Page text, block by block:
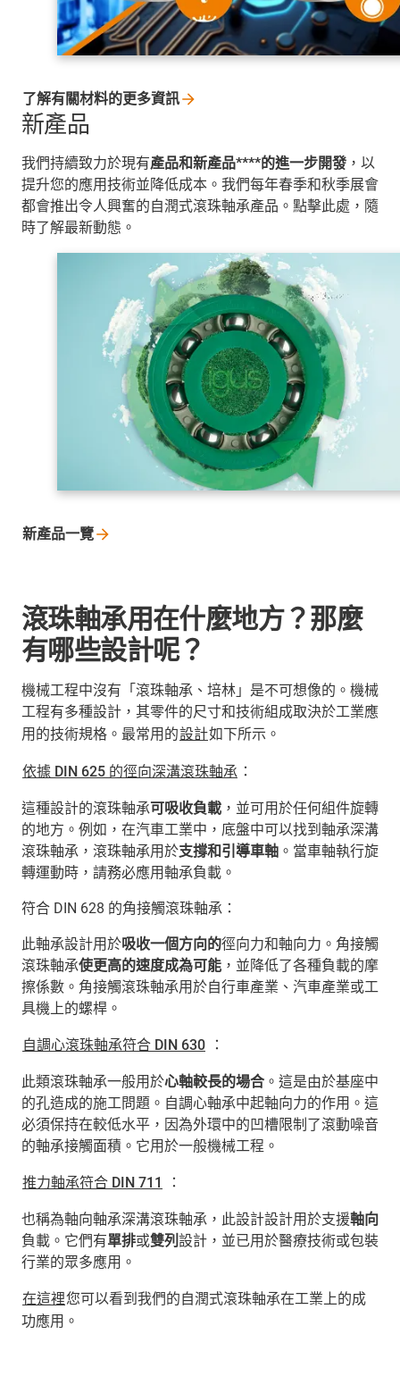
了解有關材料的更多資訊
新產品
我們持續致力於現有產品和新產品****的進一步開發 ，以
提升您的應用技術並降低成本。我們每年春季和秋季展會
都會推出令人興奮的自潤式滾珠軸承產品。點擊此處，隨
時了解最新動態。
新產品一覽
滾珠軸承用在什麼地方？那麼
有哪些設計呢？
機械工程中沒有「滾珠軸承、培林」是不可想像的。機械
工程有多種設計，其零件的尺寸和技術組成取決於工業應
用的技術規格。最常用的設計如下所示。
依據 DIN 625 的徑向深溝滾珠軸承 ：
這種設計的滾珠軸承可吸收負載 ，並可用於任何組件旋轉
的地方。例如，在汽車工業中，底盤中可以找到軸承深溝
滾珠軸承，滾珠軸承用於支撐和引導車軸 。當車軸執行旋
轉運動時，請務必應用軸承負載。
符合 DIN 628 的角接觸滾珠軸承：
此軸承設計用於吸收一個方向的徑向力和軸向力。角接觸
滾珠軸承使更高的速度成為可能 ，並降低了各種負載的摩
擦係數。角接觸滾珠軸承用於自行車產業、汽車產業或工
具機上的螺桿。
自調心滾珠軸承符合 DIN 630 ：
此類滾珠軸承一般用於心軸較長的場合 。這是由於基座中
的孔造成的施工問題。自調心軸承中起軸向力的作用。這
必須保持在較低水平，因為外環中的凹槽限制了滾動噪音
的軸承接觸面積。它用於一般機械工程。
推力軸承符合 DIN 711 ：
也稱為軸向軸承深溝滾珠軸承，此設計設計用於支援軸向
負載。它們有單排或雙列 設計，並已用於醫療技術或包裝
行業的眾多應用。
在這裡您可以看到我們的自潤式滾珠軸承在工業上的成
功應用。